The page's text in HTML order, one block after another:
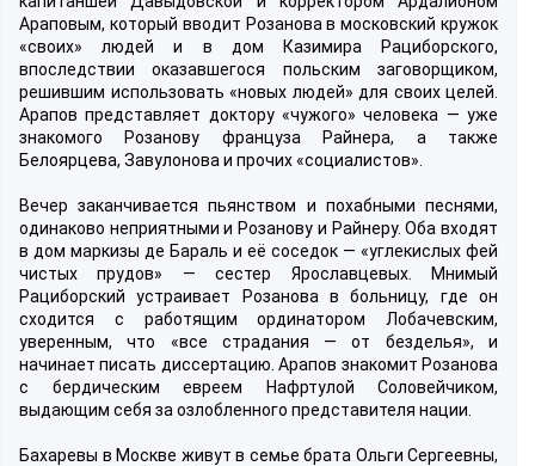
Араповым, который вводит Розанова в московский кружок
«своих» людей и в дом Казимира Рациборского,
впоследствии оказавшегося польским заговорщиком,
решившим использовать «новых людей» для своих целей.
Арапов представляет доктору «чужого» человека — уже
знакомого Розанову француза Райнера, а также
Белоярцева, Завулонова и прочих «социалистов».
Вечер заканчивается пьянством и похабными песнями,
одинаково неприятными и Розанову и Райнеру. Оба входят
в дом маркизы де Бараль и её соседок — «углекислых фей
чистых прудов» — сестер Ярославцевых. Мнимый
Рациборский устраивает Розанова в больницу, где он
сходится с работящим ординатором Лобачевским,
уверенным, что «все страдания — от безделья», и
начинает писать диссертацию. Арапов знакомит Розанова
с бердическим евреем Нафртулой Соловейчиком,
выдающим себя за озлобленного представителя нации.
Бахаревы в Москве живут в семье брата Ольги Сергеевны,